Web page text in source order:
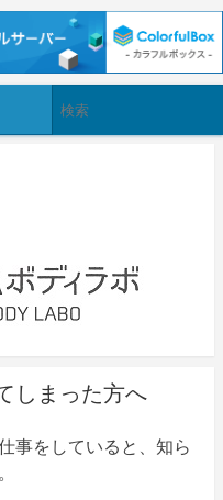
しまった方へ
事をしていると、知ら